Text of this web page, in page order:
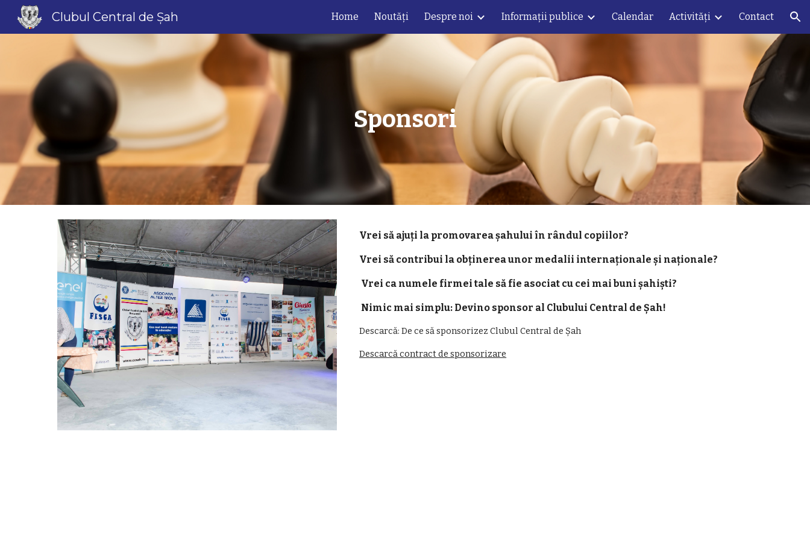
Skip to main content Skip to navigation
Clubul Central de Șah Home Noutăți Despre noi Informații publice Calendar Activități Contact
Sponsori
Vrei să ajuți la promovarea șahului în rândul copiilor?
Vrei să contribui la obținerea unor medalii internaționale și naționale?
Vrei ca numele firmei tale să fie asociat cu cei mai buni șahiști?
Nimic mai simplu: Devino sponsor al Clubului Central de Șah!
Descarcă: De ce să sponsorizez Clubul Central de Șah
Descarcă contract de sponsorizare